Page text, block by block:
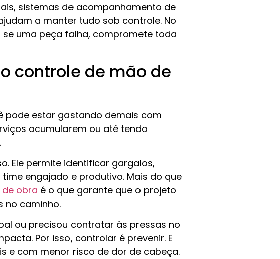
sistemas de acompanhamento de
a manter tudo sob controle. No
uma peça falha, compromete toda
controle de mão de
pode estar gastando demais com
acumularem ou até tendo
Ele permite identificar gargalos,
engajado e produtivo. Mais do que
obra é o que garante que o projeto
no caminho.
ou precisou contratar às pressas no
Por isso, controlar é prevenir. E
e com menor risco de dor de cabeça.